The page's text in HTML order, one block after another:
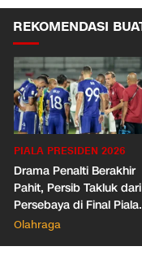
REKOMENDASI
PIALA PRESIDEN 2026
Drama Penalti Berakhir
Pahit, Persib Takluk dari
Persebaya di Final Piala
Presiden 2026
Olahraga